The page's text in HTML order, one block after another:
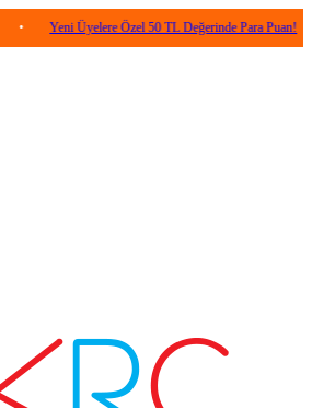
Yeni Üyelere Özel 50 TL Değerinde Para Puan! •